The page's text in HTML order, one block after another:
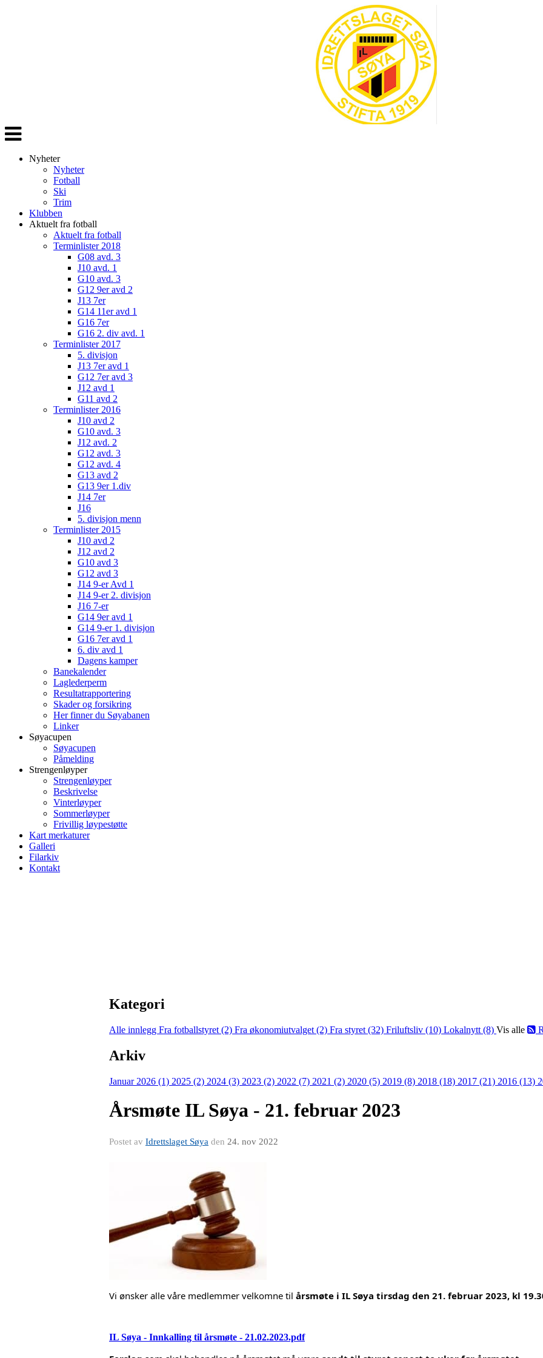
Veksle
navigasjon
Nyheter
Nyheter
Fotball
Ski
Trim
Klubben
Aktuelt fra fotball
Aktuelt fra fotball
Terminlister 2018
G08 avd. 3
J10 avd. 1
G10 avd. 3
G12 9er avd 2
J13 7er
G14 11er avd 1
G16 7er
G16 2. div avd. 1
Terminlister 2017
5. divisjon
J13 7er avd 1
G12 7er avd 3
J12 avd 1
G11 avd 2
Terminlister 2016
J10 avd 2
G10 avd. 3
J12 avd. 2
G12 avd. 3
G12 avd. 4
G13 avd 2
G13 9er 1.div
J14 7er
J16
5. divisjon menn
Terminlister 2015
J10 avd 2
J12 avd 2
G10 avd 3
G12 avd 3
J14 9-er Avd 1
J14 9-er 2. divisjon
J16 7-er
G14 9er avd 1
G14 9-er 1. divisjon
G16 7er avd 1
6. div avd 1
Dagens kamper
Banekalender
Laglederperm
Resultatrapportering
Skader og forsikring
Her finner du Søyabanen
Linker
Søyacupen
Søyacupen
Påmelding
Strengenløyper
Strengenløyper
Beskrivelse
Vinterløyper
Sommerløyper
Frivillig løypestøtte
Kart merkaturer
Galleri
Filarkiv
Kontakt
Kategori
Alle innlegg Fra fotballstyret (2) Fra økonomiutvalget (2) Fra styret (32) Friluftsliv (10) Lokalnytt (8) Vis alle
Arkiv
Januar 2026 (1) 2025 (2) 2024 (3) 2023 (2) 2022 (7) 2021 (2) 2020 (5) 2019 (8) 2018 (18) 2017 (21) 2016 (13)
Årsmøte IL Søya - 21. februar 2023
Postet av Idrettslaget Søya den 24. nov 2022
Vi ønsker alle våre medlemmer velkomne til årsmøte i IL Søya tirsdag den 21. februar 2023, kl
IL Søya - Innkalling til årsmøte - 21.02.2023.pdf